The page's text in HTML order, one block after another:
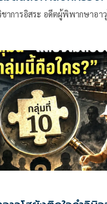
พากษาอาวุโสในศาล